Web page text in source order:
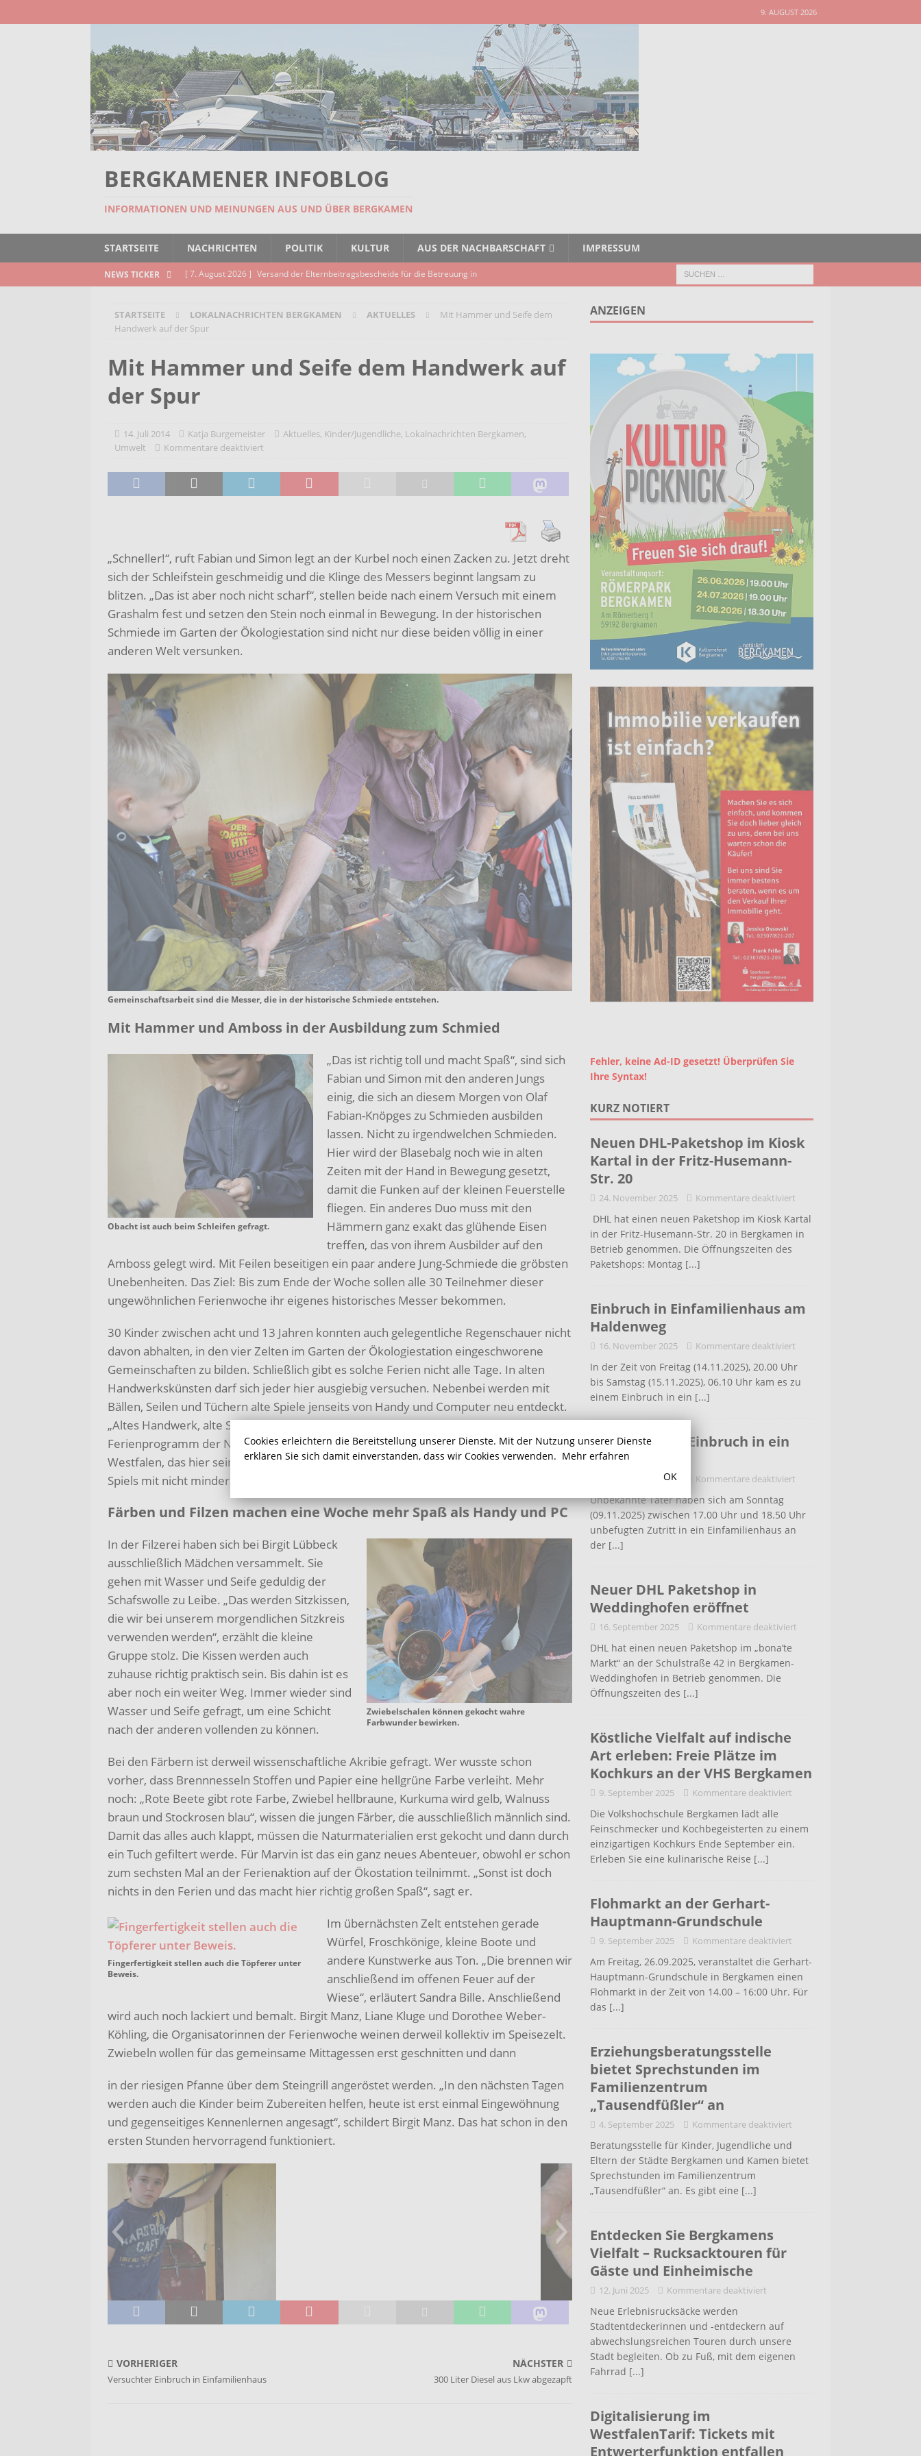
9. AUGUST 2026
BERGKAMENER INFOBLOG
INFORMATIONEN UND MEINUNGEN AUS UND ÜBER BERGKAMEN
STARTSEITE NACHRICHTEN POLITIK KULTUR AUS DER NACHBARSCHAFT IMPRESSUM
NEWS TICKER [ 7. August 2026 ] Selbsthilfegruppe lädt zum gemeinsamen Singen ein!
AKTUELLES
Bergehalde „Großes Holz“
AKTUELLES
AKTUELLES
[ 7. August 2026 ]
[ 7. August 2026 ] Versand der Elternbeitragsbescheide für die Betreuung in
STARTSEITE LOKALNACHRICHTEN BERGKAMEN AKTUELLES
Mit Hammer und Seife dem
Handwerk auf der Spur
Mit Hammer und Seife dem Handwerk auf
der Spur
14. Juli 2014 Katja Burgemeister Aktuelles, Kinder/Jugendliche, Lokalnachrichten Bergkamen,
Umwelt
Kommentare deaktiviert
„Schneller!“, ruft Fabian und Simon legt an der Kurbel noch einen Zacken zu. Jetzt dreht
sich der Schleifstein geschmeidig und die Klinge des Messers beginnt langsam zu
blitzen. „Das ist aber noch nicht scharf“, stellen beide nach einem Versuch mit einem
Grashalm fest und setzen den Stein noch einmal in Bewegung. In der historischen
Schmiede im Garten der Ökologiestation sind nicht nur diese beiden völlig in einer
anderen Welt versunken.
Gemeinschaftsarbeit sind die Messer, die in der historische Schmiede entstehen.
Mit Hammer und Amboss in der Ausbildung zum Schmied
Obacht ist auch beim Schleifen gefragt.
„Das ist richtig toll und macht Spaß“, sind sich
Fabian und Simon mit den anderen Jungs
einig, die sich an diesem Morgen von Olaf
Fabian-Knöpges zu Schmieden ausbilden
lassen. Nicht zu irgendwelchen Schmieden.
Hier wird der Blasebalg noch wie in alten
Zeiten mit der Hand in Bewegung gesetzt,
damit die Funken auf der kleinen Feuerstelle
fliegen. Ein anderes Duo muss mit den
Hämmern ganz exakt das glühende Eisen
treffen, das von ihrem Ausbilder auf den
Amboss gelegt wird. Mit Feilen beseitigen ein paar andere Jung-Schmiede die gröbsten
Unebenheiten. Das Ziel: Bis zum Ende der Woche sollen alle 30 Teilnehmer dieser
ungewöhnlichen Ferienwoche ihr eigenes historisches Messer bekommen.
30 Kinder zwischen acht und 13 Jahren konnten auch gelegentliche Regenschauer nicht
davon abhalten, in den vier Zelten im Garten der Ökologiestation eingeschworene
Gemeinschaften zu bilden. Schließlich gibt es solche Ferien nicht alle Tage. In alten
Handwerkskünsten darf sich jeder hier ausgiebig versuchen. Nebenbei werden mit
Bällen, Seilen und Tüchern alte Spiele jenseits von Handy und Computer neu entdeckt.
„Altes Handwerk, alte Spiele – neu entdecken“ heißt deshalb auch das
Ferienprogramm der Naturförderungsgesellschaft und des Umweltzentrums
Westfalen, das hier seine zweite Auflage erlebt. Als Nachfolgerin des historischen
Spiels mit nicht minder großem Erfolg.
Färben und Filzen machen eine Woche mehr Spaß als Handy und PC
Zwiebelschalen können gekocht wahre
Farbwunder bewirken.
In der Filzerei haben sich bei Birgit Lübbeck
ausschließlich Mädchen versammelt. Sie
gehen mit Wasser und Seife geduldig der
Schafswolle zu Leibe. „Das werden Sitzkissen,
die wir bei unserem morgendlichen Sitzkreis
verwenden werden“, erzählt die kleine
Gruppe stolz. Die Kissen werden auch
zuhause richtig praktisch sein. Bis dahin ist es
aber noch ein weiter Weg. Immer wieder sind
Wasser und Seife gefragt, um eine Schicht
nach der anderen vollenden zu können.
Bei den Färbern ist derweil wissenschaftliche Akribie gefragt. Wer wusste schon
vorher, dass Brennnesseln Stoffen und Papier eine hellgrüne Farbe verleiht. Mehr
noch: „Rote Beete gibt rote Farbe, Zwiebel hellbraune, Kurkuma wird gelb, Walnuss
braun und Stockrosen blau“, wissen die jungen Färber, die ausschließlich männlich sind.
Damit das alles auch klappt, müssen die Naturmaterialien erst gekocht und dann durch
ein Tuch gefiltert werde. Für Marvin ist das ein ganz neues Abenteuer, obwohl er schon
zum sechsten Mal an der Ferienaktion auf der Ökostation teilnimmt. „Sonst ist doch
nichts in den Ferien und das macht hier richtig großen Spaß“, sagt er.
Fingerfertigkeit stellen auch die Töpferer unter
Beweis.
Im übernächsten Zelt entstehen gerade
Würfel, Froschkönige, kleine Boote und
andere Kunstwerke aus Ton. „Die brennen wir
anschließend im offenen Feuer auf der
Wiese“, erläutert Sandra Bille. Anschließend
wird auch noch lackiert und bemalt. Birgit Manz, Liane Kluge und Dorothee Weber-
Köhling, die Organisatorinnen der Ferienwoche weinen derweil kollektiv im Speisezelt.
Zwiebeln wollen für das gemeinsame Mittagessen erst geschnitten und dann
in der riesigen Pfanne über dem Steingrill angeröstet werden. „In den nächsten Tagen
werden auch die Kinder beim Zubereiten helfen, heute ist erst einmal Eingewöhnung
und gegenseitiges Kennenlernen angesagt“, schildert Birgit Manz. Das hat schon in den
ersten Stunden hervorragend funktioniert.
Handwerker5
VORHERIGER
Versuchter Einbruch in Einfamilienhaus
NÄCHSTER
300 Liter Diesel aus Lkw abgezapft
ANZEIGEN
Fehler, keine Ad-ID gesetzt! Überprüfen Sie
Ihre Syntax!
KURZ NOTIERT
Neuen DHL-Paketshop im Kiosk
Kartal in der Fritz-Husemann-
Str. 20
24. November 2025 Kommentare deaktiviert
DHL hat einen neuen Paketshop im Kiosk Kartal
in der Fritz-Husemann-Str. 20 in Bergkamen in
Betrieb genommen. Die Öffnungszeiten des
Paketshops: Montag [...]
Einbruch in Einfamilienhaus am
Haldenweg
16. November 2025 Kommentare deaktiviert
In der Zeit von Freitag (14.11.2025), 20.00 Uhr
bis Samstag (15.11.2025), 06.10 Uhr kam es zu
einem Einbruch in ein [...]
Auf der Lette: Einbruch in ein
Einfamiliehaus
10. November 2025 Kommentare deaktiviert
Unbekannte Täter haben sich am Sonntag
(09.11.2025) zwischen 17.00 Uhr und 18.50 Uhr
unbefugten Zutritt in ein Einfamilienhaus an
der [...]
Neuer DHL Paketshop in
Weddinghofen eröffnet
16. September 2025 Kommentare deaktiviert
DHL hat einen neuen Paketshop im „bona’te
Markt“ an der Schulstraße 42 in Bergkamen-
Weddinghofen in Betrieb genommen. Die
Öffnungszeiten des [...]
Köstliche Vielfalt auf indische
Art erleben: Freie Plätze im
Kochkurs an der VHS Bergkamen
9. September 2025 Kommentare deaktiviert
Die Volkshochschule Bergkamen lädt alle
Feinschmecker und Kochbegeisterten zu einem
einzigartigen Kochkurs Ende September ein.
Erleben Sie eine kulinarische Reise [...]
Flohmarkt an der Gerhart-
Hauptmann-Grundschule
9. September 2025 Kommentare deaktiviert
Am Freitag, 26.09.2025, veranstaltet die Gerhart-
Hauptmann-Grundschule in Bergkamen einen
Flohmarkt in der Zeit von 14.00 – 16:00 Uhr. Für
das [...]
Erziehungsberatungsstelle
bietet Sprechstunden im
Familienzentrum
„Tausendfüßler“ an
4. September 2025 Kommentare deaktiviert
Beratungsstelle für Kinder, Jugendliche und
Eltern der Städte Bergkamen und Kamen bietet
Sprechstunden im Familienzentrum
„Tausendfüßler“ an. Es gibt eine [...]
Entdecken Sie Bergkamens
Vielfalt – Rucksacktouren für
Gäste und Einheimische
12. Juni 2025 Kommentare deaktiviert
Neue Erlebnisrucksäcke werden
Stadtentdeckerinnen und -entdeckern auf
abwechslungsreichen Touren durch unsere
Stadt begleiten. Ob zu Fuß, mit dem eigenen
Fahrrad [...]
Digitalisierung im
WestfalenTarif: Tickets mit
Entwerterfunktion entfallen
Cookies erleichtern die Bereitstellung unserer Dienste. Mit der Nutzung unserer Dienste
erklären Sie sich damit einverstanden, dass wir Cookies verwenden. Mehr erfahren
OK